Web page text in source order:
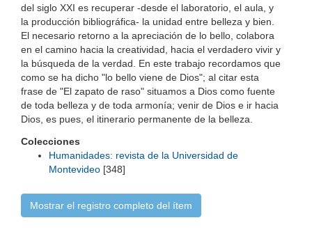
del siglo XXI es recuperar -desde el laboratorio, el aula, y
la producción bibliográfica- la unidad entre belleza y bien.
El necesario retorno a la apreciación de lo bello, colabora
en el camino hacia la creatividad, hacia el verdadero vivir y
la búsqueda de la verdad. En este trabajo recordamos que
como se ha dicho "lo bello viene de Dios"; al citar esta
frase de "El zapato de raso" situamos a Dios como fuente
de toda belleza y de toda armonía; venir de Dios e ir hacia
Dios, es pues, el itinerario permanente de la belleza.
Colecciones
Humanidades: revista de la Universidad de
Montevideo [348]
Mostrar el registro completo del ítem